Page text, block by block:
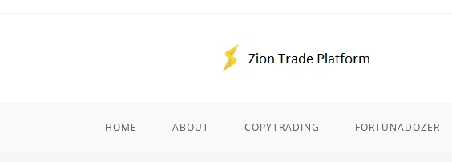
HOME ABOUT COPYTRADING FORTUNADOZER